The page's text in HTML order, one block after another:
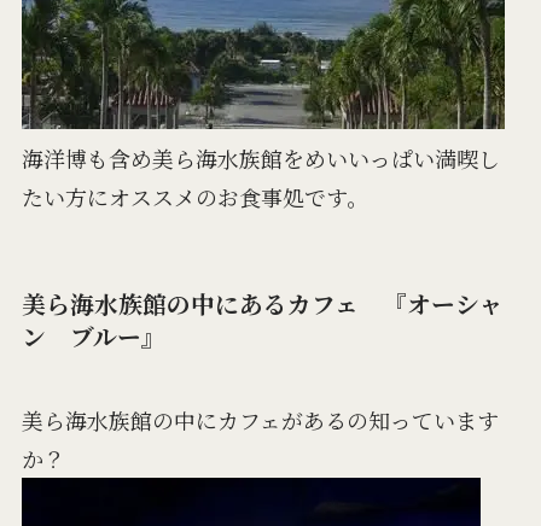
海洋博も含め美ら海水族館をめいいっぱい満喫し
たい方にオススメのお食事処です。
美ら海水族館の中にあるカフェ 『オーシャ
ン ブルー』
美ら海水族館の中にカフェがあるの知っています
か？